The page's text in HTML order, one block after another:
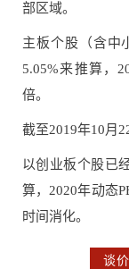
部区域。
主板个股（含中
5.05%来推算，
倍。
截至2019年10月
以创业板个股已
算，2020年动态
时间消化。
谈